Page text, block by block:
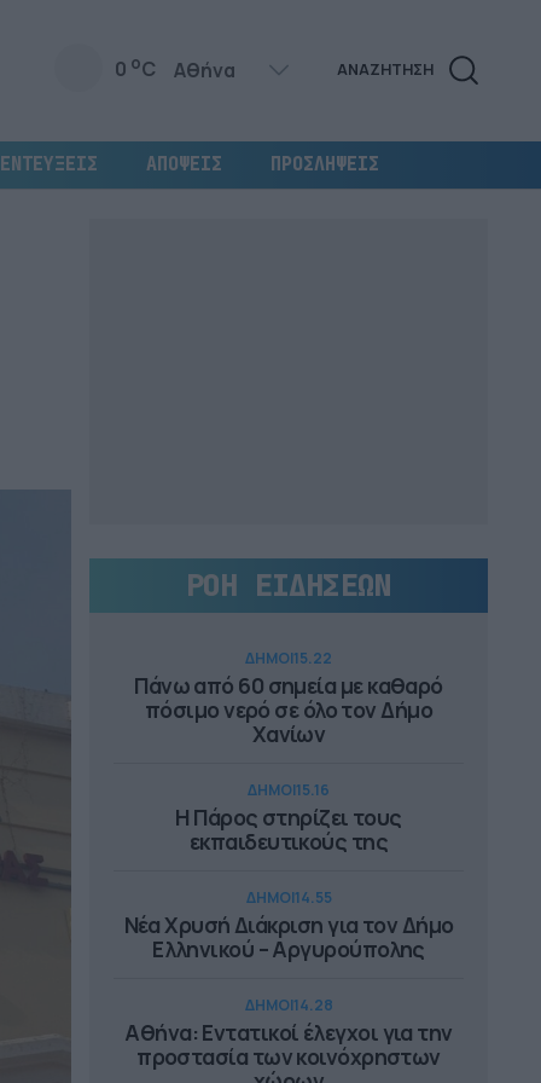
0 oC ΑΝΑΖΗΤΗΣΗ
ΑΠΟΨΕΙΣ ΠΡΟΣΛΗΨΕΙΣ
ΡΟΗ ΕΙΔΗΣΕΩΝ
ΔΗΜΟΙ15.22
Πάνω από 60 σημεία με καθαρό
πόσιμο νερό σε όλο τον Δήμο
Χανίων
ΔΗΜΟΙ15.16
Η Πάρος στηρίζει τους
εκπαιδευτικούς της
ΔΗΜΟΙ14.55
Νέα Χρυσή Διάκριση για τον Δήμο
Ελληνικού – Αργυρούπολης
ΔΗΜΟΙ14.28
Αθήνα: Εντατικοί έλεγχοι για την
προστασία των κοινόχρηστων